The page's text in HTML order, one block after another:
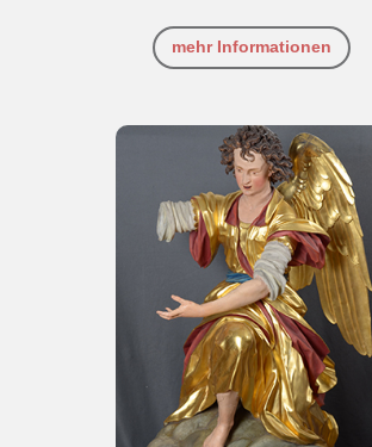
mehr Informationen